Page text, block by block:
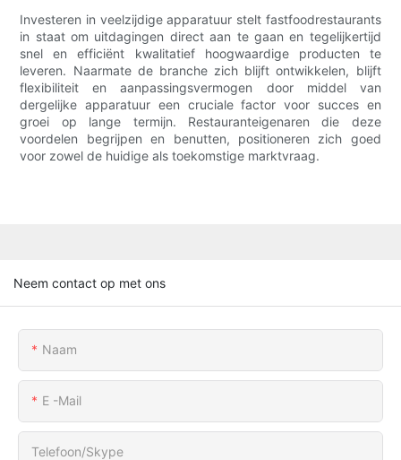
Investeren in veelzijdige apparatuur stelt fastfoodrestaurants
in staat om uitdagingen direct aan te gaan en tegelijkertijd
snel en efficiënt kwalitatief hoogwaardige producten te
leveren. Naarmate de branche zich blijft ontwikkelen, blijft
flexibiliteit en aanpassingsvermogen door middel van
dergelijke apparatuur een cruciale factor voor succes en
groei op lange termijn. Restauranteigenaren die deze
voordelen begrijpen en benutten, positioneren zich goed
voor zowel de huidige als toekomstige marktvraag.
Neem contact op met ons
Naam
E -mail
Telefoon/skype